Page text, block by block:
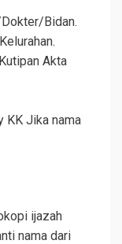
Bidan.
Akta
KK Jika nama
ijazah
nama dari